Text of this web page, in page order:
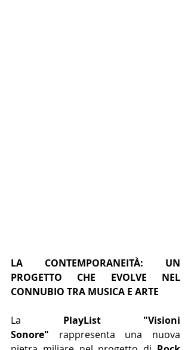
LA CONTEMPORANEITÀ: UN
PROGETTO CHE EVOLVE NEL
CONNUBIO TRA MUSICA E ARTE
La PlayList "Visioni
Sonore" rappresenta una nuova